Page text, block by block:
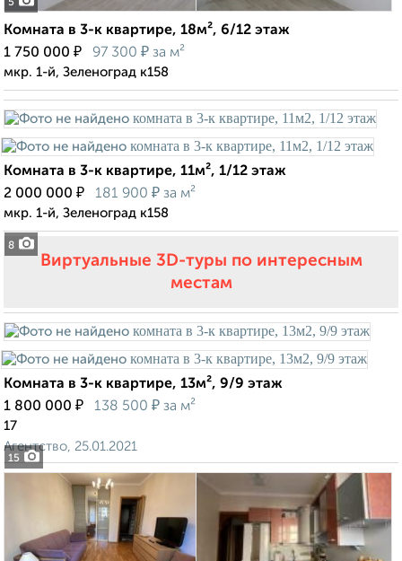
5
Комната в 3-к квартире, 18м², 6/12 этаж
1 750 000 ₽ 97 300 ₽ за м²
мкр. 1-й, Зеленоград к158
8
Комната в 3-к квартире, 11м², 1/12 этаж
2 000 000 ₽ 181 900 ₽ за м²
мкр. 1-й, Зеленоград к158
Виртуальные 3D-туры по интересным
местам
15
Комната в 3-к квартире, 13м², 9/9 этаж
1 800 000 ₽ 138 500 ₽ за м²
17
Агентство, 25.01.2021